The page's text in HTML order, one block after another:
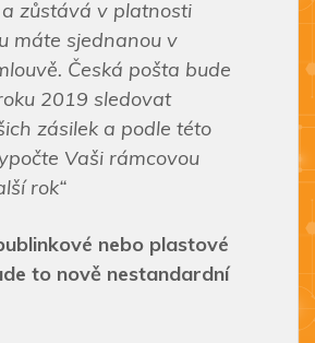
zůstává v platnosti
máte sjednanou v
Česká pošta bude
2019 sledovat
zásilek a podle této
Vaši rámcovou
rok“
nebo plastové
to nově nestandardní